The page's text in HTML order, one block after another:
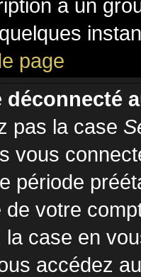
à un
page
pas la case
vous
période
de votre
case en
accédez